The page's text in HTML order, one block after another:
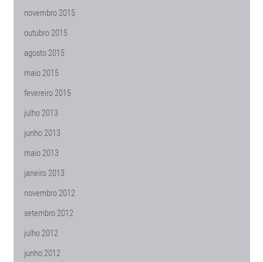
novembro 2015
outubro 2015
agosto 2015
maio 2015
fevereiro 2015
julho 2013
junho 2013
maio 2013
janeiro 2013
novembro 2012
setembro 2012
julho 2012
junho 2012